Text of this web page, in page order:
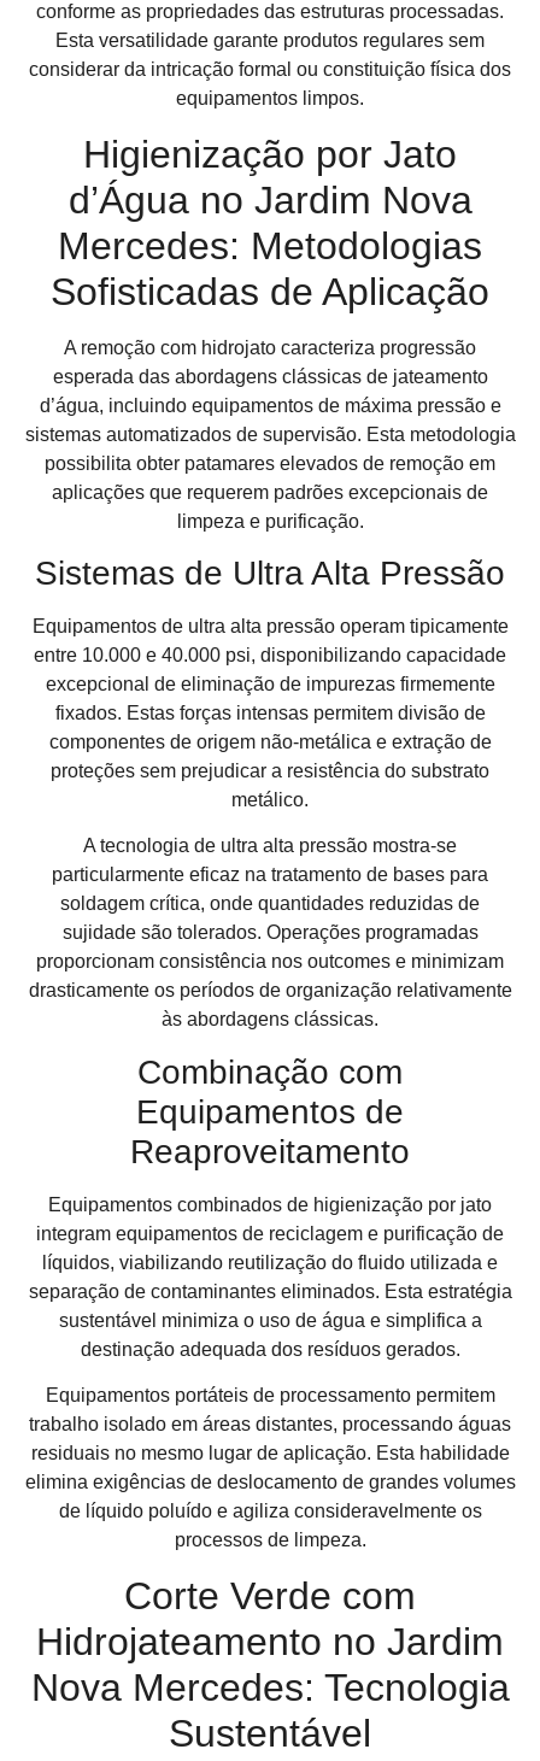
conforme as propriedades das estruturas processadas.
Esta versatilidade garante produtos regulares sem
considerar da intricação formal ou constituição física dos
equipamentos limpos.
Higienização por Jato
d’Água no Jardim Nova
Mercedes: Metodologias
Sofisticadas de Aplicação
A remoção com hidrojato caracteriza progressão
esperada das abordagens clássicas de jateamento
d’água, incluindo equipamentos de máxima pressão e
sistemas automatizados de supervisão. Esta metodologia
possibilita obter patamares elevados de remoção em
aplicações que requerem padrões excepcionais de
limpeza e purificação.
Sistemas de Ultra Alta Pressão
Equipamentos de ultra alta pressão operam tipicamente
entre 10.000 e 40.000 psi, disponibilizando capacidade
excepcional de eliminação de impurezas firmemente
fixados. Estas forças intensas permitem divisão de
componentes de origem não-metálica e extração de
proteções sem prejudicar a resistência do substrato
metálico.
A tecnologia de ultra alta pressão mostra-se
particularmente eficaz na tratamento de bases para
soldagem crítica, onde quantidades reduzidas de
sujidade são tolerados. Operações programadas
proporcionam consistência nos outcomes e minimizam
drasticamente os períodos de organização relativamente
às abordagens clássicas.
Combinação com
Equipamentos de
Reaproveitamento
Equipamentos combinados de higienização por jato
integram equipamentos de reciclagem e purificação de
líquidos, viabilizando reutilização do fluido utilizada e
separação de contaminantes eliminados. Esta estratégia
sustentável minimiza o uso de água e simplifica a
destinação adequada dos resíduos gerados.
Equipamentos portáteis de processamento permitem
trabalho isolado em áreas distantes, processando águas
residuais no mesmo lugar de aplicação. Esta habilidade
elimina exigências de deslocamento de grandes volumes
de líquido poluído e agiliza consideravelmente os
processos de limpeza.
Corte Verde com
Hidrojateamento no Jardim
Nova Mercedes: Tecnologia
Sustentável